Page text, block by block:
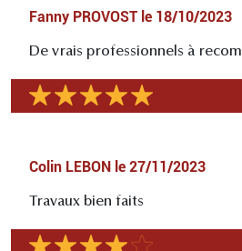
Fanny PROVOST le 18/10/2023
De vrais professionnels à
Colin LEBON le 27/11/2023
Travaux bien faits